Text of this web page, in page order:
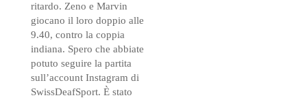
ritardo. Zeno e Marvin
giocano il loro doppio alle
9.40, contro la coppia
indiana. Spero che abbiate
potuto seguire la partita
sull’account Instagram di
SwissDeafSport. È stato